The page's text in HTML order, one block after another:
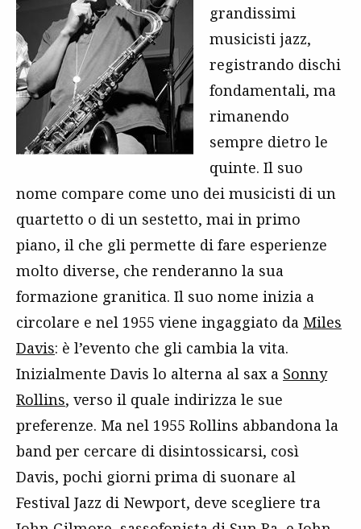
grandissimi
musicisti jazz,
registrando dischi
fondamentali, ma
rimanendo
sempre dietro le
quinte. Il suo
nome compare come uno dei musicisti di un
quartetto o di un sestetto, mai in primo
piano, il che gli permette di fare esperienze
molto diverse, che renderanno la sua
formazione granitica. Il suo nome inizia a
circolare e nel 1955 viene ingaggiato da Miles
Davis: è l’evento che gli cambia la vita.
Inizialmente Davis lo alterna al sax a Sonny
Rollins, verso il quale indirizza le sue
preferenze. Ma nel 1955 Rollins abbandona la
band per cercare di disintossicarsi, così
Davis, pochi giorni prima di suonare al
Festival Jazz di Newport, deve scegliere tra